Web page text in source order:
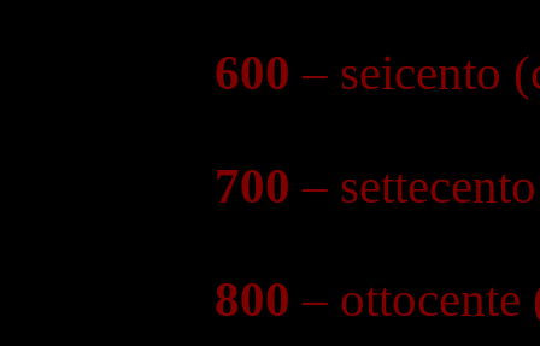
600 – seicento
700 –
800 – ottocente